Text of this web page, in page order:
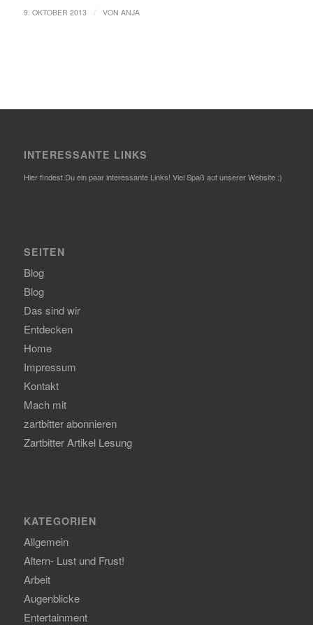
9. OKTOBER 2013 VON ANJA
INTERESSANTE LINKS
Hier findest Du ein paar interessante Links! Viel Spaß auf unserer Website :)
SEITEN
Blog
Blog
Das sind wir
Entdecken
Home
Impressum
Kontakt
Mach mit
zartbitter abonnieren
Zartbitter Artikel Lesung
KATEGORIEN
Allgemein
Altern- Lust und Frust!
Arbeit
Augenblicke
Entertainment